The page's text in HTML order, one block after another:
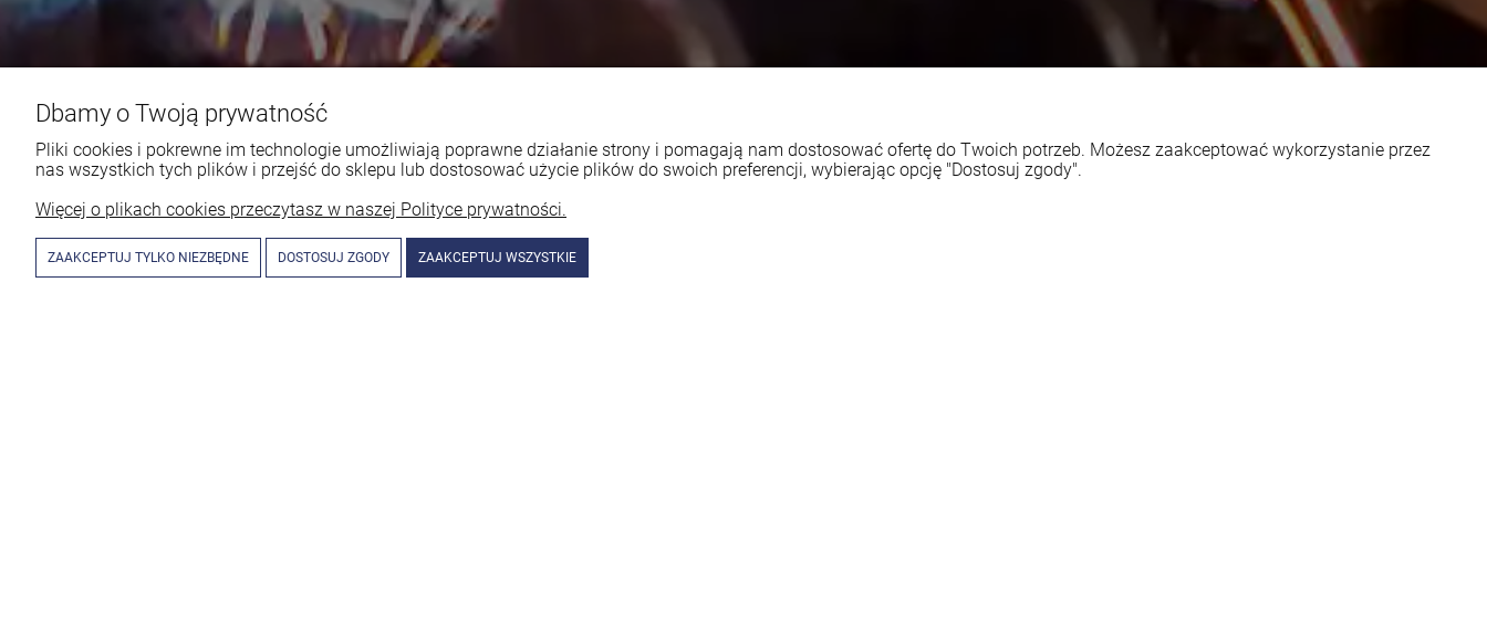
Dbamy o Twoją prywatność
Pliki cookies i pokrewne im technologie umożliwiają poprawne działanie strony i pomagają nam dostosować ofertę do Twoich potrzeb. Możesz zaakceptować wykorzystanie przez
nas wszystkich tych plików i przejść do sklepu lub dostosować użycie plików do swoich preferencji, wybierając opcję "Dostosuj zgody".
Więcej o plikach cookies przeczytasz w naszej Polityce prywatności.
ZAAKCEPTUJ TYLKO NIEZBĘDNE DOSTOSUJ ZGODY ZAAKCEPTUJ WSZYSTKIE